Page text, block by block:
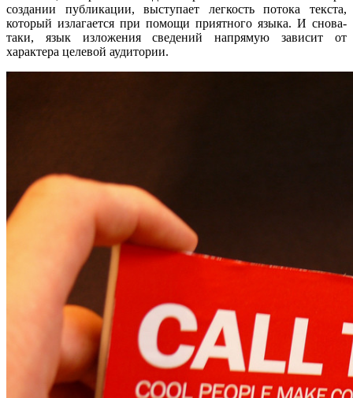
создании публикации, выступает легкость потока текста,
который излагается при помощи приятного языка. И снова-
таки, язык изложения сведений напрямую зависит от
характера целевой аудитории.